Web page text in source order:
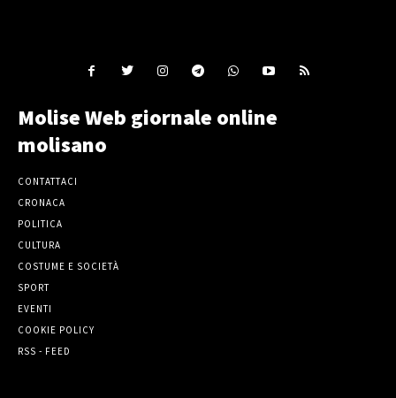
Molise Web giornale online
molisano
CONTATTACI
CRONACA
POLITICA
CULTURA
COSTUME E SOCIETÀ
SPORT
EVENTI
COOKIE POLICY
RSS - FEED